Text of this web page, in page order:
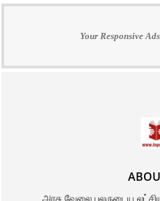
Your Responsive
அரசு வேலை பலருடைய